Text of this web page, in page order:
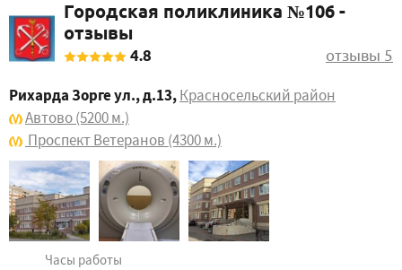
Городская поликлиника №106 -
отзывы
4.8 отзывы 5
Рихарда Зорге ул., д.13,Красносельский район
Автово(5200 м.)
Проспект Ветеранов (4300 м.)
Часы работы